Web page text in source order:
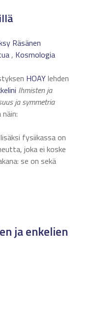
Räsänen
, Kosmologia
HOAYlehden
Ihmisten ja
ja symmetria
fysiikassa on
joka ei koske
se on sekä
ja enkelien